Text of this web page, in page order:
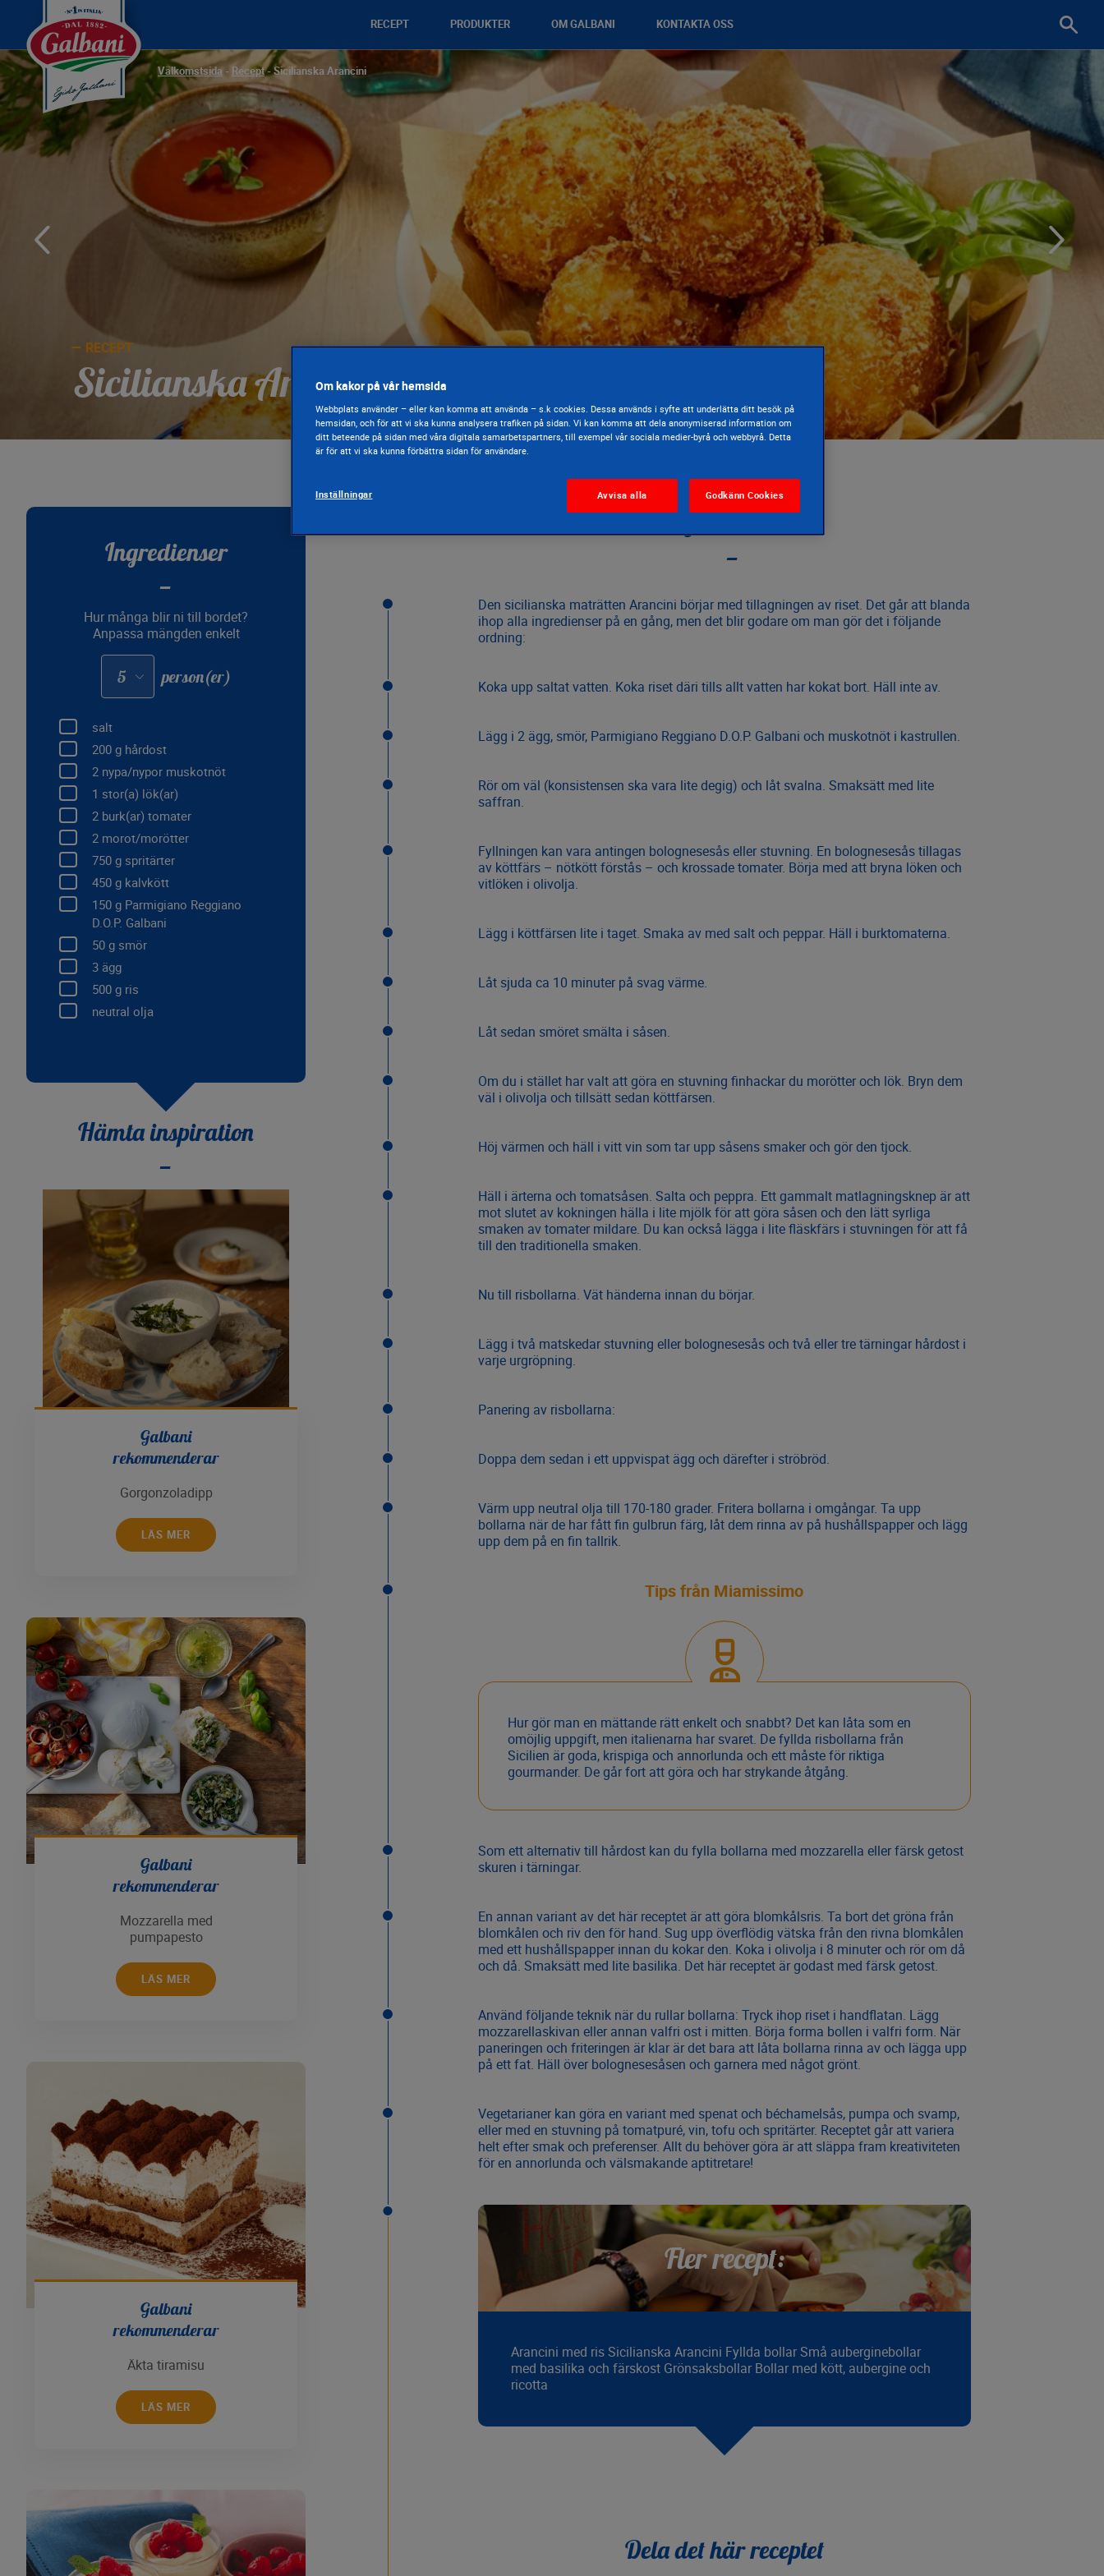
RECEPT PRODUKTER OM GALBANI KONTAKTA OSS
une
RECEPT
Sicilianska Arancini
Välkomstsida - Recept-Sicilianska Arancini
40 min.
Ingredienser
Hur många blir ni till bordet?
Anpassa mängden enkelt
Adapter
les
quantités
person(er)
salt
200 g hårdost
2 nypa/nypor muskotnöt
1 stor(a) lök(ar)
2 burk(ar) tomater
2 morot/morötter
750 g spritärter
450 g kalvkött
150 g Parmigiano Reggiano
D.O.P. Galbani
50 g smör
3 ägg
500 g ris
neutral olja
Hämta inspiration
Galbani
rekommenderar
Gorgonzoladipp
LÄS MER
Galbani
rekommenderar
Mozzarella med
pumpapesto
LÄS MER
Galbani
rekommenderar
Äkta tiramisu
LÄS MER
Gör så här
Den sicilianska maträtten Arancini börjar med tillagningen av riset. Det går att blanda
ihop alla ingredienser på en gång, men det blir godare om man gör det i följande
ordning:
Koka upp saltat vatten. Koka riset däri tills allt vatten har kokat bort. Häll inte av.
Lägg i 2 ägg, smör, Parmigiano Reggiano D.O.P. Galbani och muskotnöt i kastrullen.
Rör om väl (konsistensen ska vara lite degig) och låt svalna. Smaksätt med lite
saffran.
Fyllningen kan vara antingen bolognesesås eller stuvning. En bolognesesås tillagas
av köttfärs – nötkött förstås – och krossade tomater. Börja med att bryna löken och
vitlöken i olivolja.
Lägg i köttfärsen lite i taget. Smaka av med salt och peppar. Häll i burktomaterna.
Låt sjuda ca 10 minuter på svag värme.
Låt sedan smöret smälta i såsen.
Om du i stället har valt att göra en stuvning finhackar du morötter och lök. Bryn dem
väl i olivolja och tillsätt sedan köttfärsen.
Höj värmen och häll i vitt vin som tar upp såsens smaker och gör den tjock.
Häll i ärterna och tomatsåsen. Salta och peppra. Ett gammalt matlagningsknep är att
mot slutet av kokningen hälla i lite mjölk för att göra såsen och den lätt syrliga
smaken av tomater mildare. Du kan också lägga i lite fläskfärs i stuvningen för att få
till den traditionella smaken.
Nu till risbollarna. Vät händerna innan du börjar.
Lägg i två matskedar stuvning eller bolognesesås och två eller tre tärningar hårdost i
varje urgröpning.
Panering av risbollarna:
Doppa dem sedan i ett uppvispat ägg och därefter i ströbröd.
Värm upp neutral olja till 170-180 grader. Fritera bollarna i omgångar. Ta upp
bollarna när de har fått fin gulbrun färg, låt dem rinna av på hushållspapper och lägg
upp dem på en fin tallrik.
Tips från Miamissimo
Hur gör man en mättande rätt enkelt och snabbt? Det kan låta som en
omöjlig uppgift, men italienarna har svaret. De fyllda risbollarna från
Sicilien är goda, krispiga och annorlunda och ett måste för riktiga
gourmander. De går fort att göra och har strykande åtgång.
Som ett alternativ till hårdost kan du fylla bollarna med mozzarella eller färsk getost
skuren i tärningar.
En annan variant av det här receptet är att göra blomkålsris. Ta bort det gröna från
blomkålen och riv den för hand. Sug upp överflödig vätska från den rivna blomkålen
med ett hushållspapper innan du kokar den. Koka i olivolja i 8 minuter och rör om då
och då. Smaksätt med lite basilika. Det här receptet är godast med färsk getost.
Använd följande teknik när du rullar bollarna: Tryck ihop riset i handflatan. Lägg
mozzarellaskivan eller annan valfri ost i mitten. Börja forma bollen i valfri form. När
paneringen och friteringen är klar är det bara att låta bollarna rinna av och lägga upp
på ett fat. Häll över bolognesesåsen och garnera med något grönt.
Vegetarianer kan göra en variant med spenat och béchamelsås, pumpa och svamp,
eller med en stuvning på tomatpuré, vin, tofu och spritärter. Receptet går att variera
helt efter smak och preferenser. Allt du behöver göra är att släppa fram kreativiteten
för en annorlunda och välsmakande aptitretare!
Fler recept:
Arancini med ris Sicilianska Arancini Fyllda bollar Små auberginebollar
med basilika och färskost Grönsaksbollar Bollar med kött, aubergine och
ricotta
Dela det här receptet
Om kakor på vår hemsida
Webbplats använder – eller kan komma att använda – s.k cookies. Dessa används i syfte att underlätta ditt besök på
hemsidan, och för att vi ska kunna analysera trafiken på sidan. Vi kan komma att dela anonymiserad information om
ditt beteende på sidan med våra digitala samarbetspartners, till exempel vår sociala medier-byrå och webbyrå. Detta
är för att vi ska kunna förbättra sidan för användare.
Avvisa alla Godkänn Cookies
Inställningar